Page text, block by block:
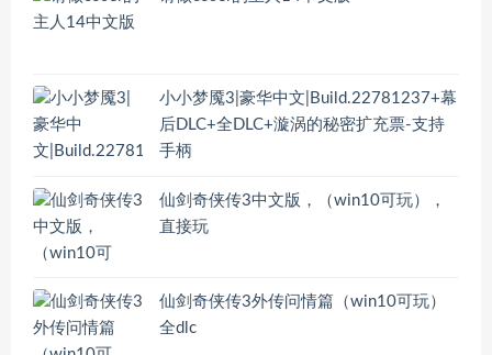
小小梦魇3|豪华中文|Build.22781237+幕
后DLC+全DLC+漩涡的秘密扩充票-支持
手柄
仙剑奇侠传3中文版，（win10可玩），
直接玩
仙剑奇侠传3外传问情篇（win10可玩）
全dlc